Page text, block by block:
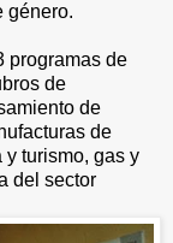
género.
programas de
de
de
de
y turismo, gas y
del sector